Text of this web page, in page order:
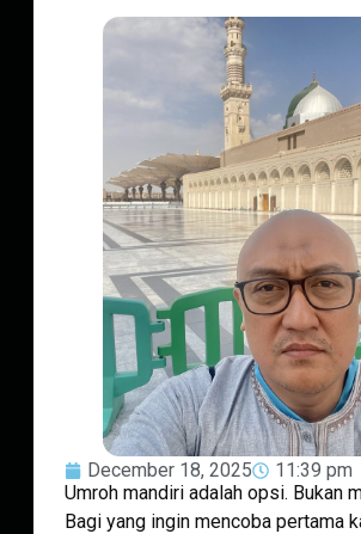
December 18, 2025
11:39 pm
Umroh mandiri adalah opsi. Bukan
Bagi yang ingin mencoba pertama